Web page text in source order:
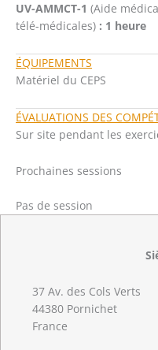
UV-AMMCT-1 (Aide
télé-médicales) : 1 heure
ÉQUIPEMENTS
Matériel du CEPS
ÉVALUATIONS DES
Sur site pendant les
Prochaines sessions
Pas de session
37 Av. des Cols Verts
44380 Pornichet
France